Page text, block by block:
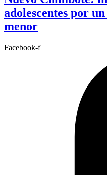
adolescentes por
menor
Facebook-f